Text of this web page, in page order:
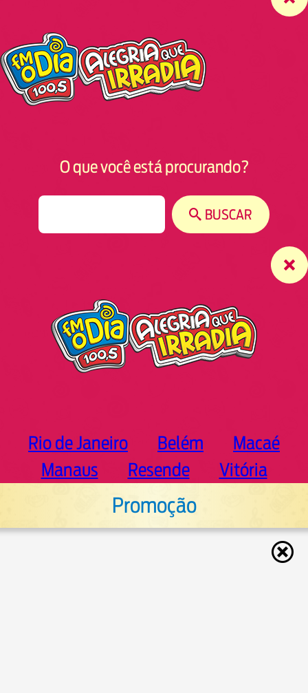
O que você está procurando?
BUSCAR
Rio de Janeiro Belém
Macaé
Manaus
Resende Vitória
Promoção